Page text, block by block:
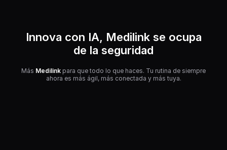
Innova con IA, Medilink se ocupa
de la seguridad
Más Medilink para que todo lo que haces. Tu rutina de siempre
ahora es más ágil, más conectada y más tuya.